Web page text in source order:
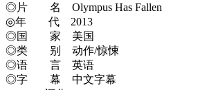
◎片 名 Olympus Has Fallen
◎年 代 2013
◎国 家 美国
◎类 别 动作/惊悚
◎语 言 英语
◎字 幕 中文字幕